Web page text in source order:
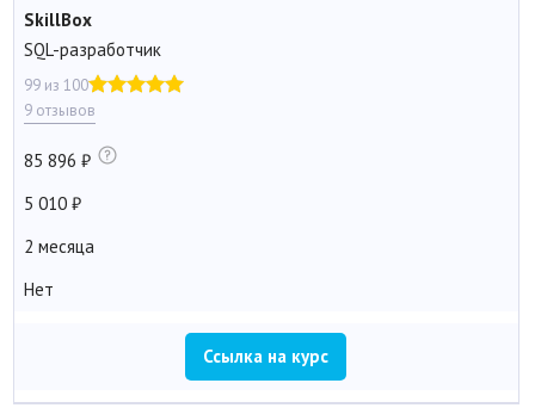
SkillBox
SQL-разработчик
99 из 100
9 отзывов
85 896
5 010
2 месяца
Нет
Ссылка на курс